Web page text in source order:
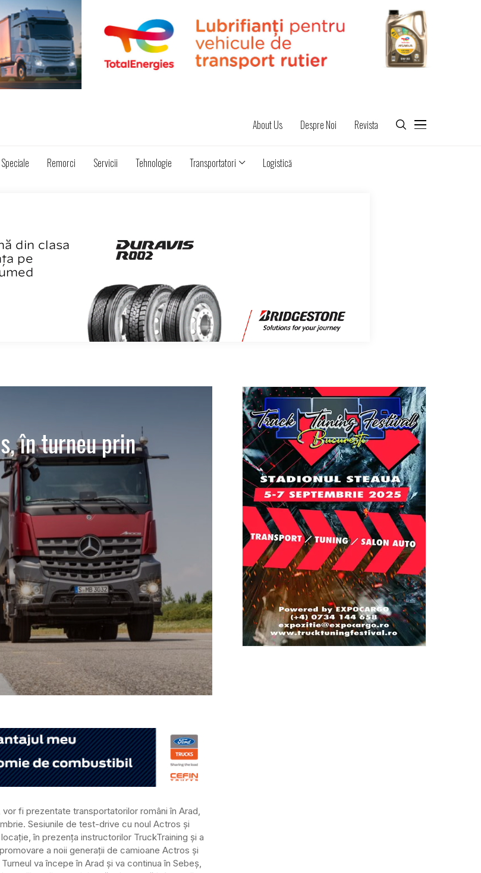
About Us Despre Noi Revista
Remorci Servicii Tehnologie Transportatori Logistică
în turneu prin
fi prezentate transportatorilor români în Arad,
Sesiunile de test-drive cu noul Actros și
în prezența instructorilor TruckTraining și a
a noii generații de camioane Actros și
va începe în Arad și va continua în Sebeș,